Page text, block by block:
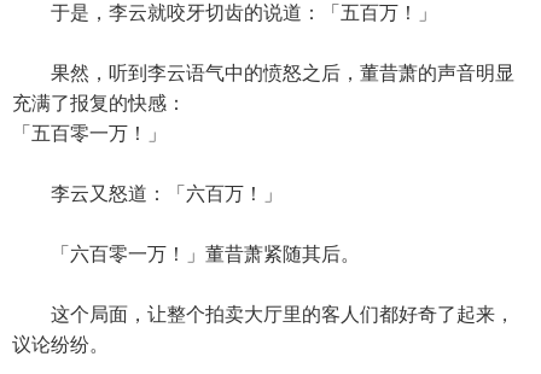
于是，李云就咬牙切齿的说道：「五百万！」
果然，听到李云语气中的愤怒之后，董昔萧的声音明显
充满了报复的快感：
「五百零一万！」
李云又怒道：「六百万！」
「六百零一万！」董昔萧紧随其后。
这个局面，让整个拍卖大厅里的客人们都好奇了起来，
议论纷纷。